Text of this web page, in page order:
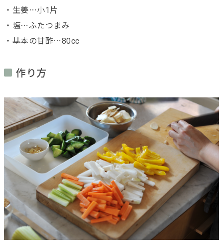
・生姜⋯小1片
・塩⋯ふたつまみ
・基本の甘酢⋯80cc
作り方